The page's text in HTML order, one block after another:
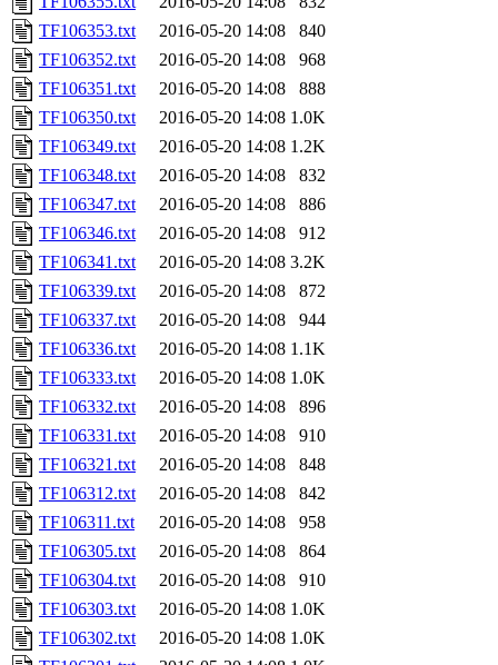
TF106353.txt
2016-05-20 14:08
840
TF106352.txt
2016-05-20 14:08
968
TF106351.txt
2016-05-20 14:08
888
TF106350.txt
2016-05-20 14:08 1.0K
TF106349.txt
2016-05-20 14:08 1.2K
TF106348.txt
2016-05-20 14:08
832
TF106347.txt
2016-05-20 14:08
886
TF106346.txt
2016-05-20 14:08
912
TF106341.txt
2016-05-20 14:08 3.2K
TF106339.txt
2016-05-20 14:08
872
TF106337.txt
2016-05-20 14:08
944
TF106336.txt
2016-05-20 14:08 1.1K
TF106333.txt
2016-05-20 14:08 1.0K
TF106332.txt
2016-05-20 14:08
896
TF106331.txt
2016-05-20 14:08
910
TF106321.txt
2016-05-20 14:08
848
TF106312.txt
2016-05-20 14:08
842
TF106311.txt
2016-05-20 14:08
958
TF106305.txt
2016-05-20 14:08
864
TF106304.txt
2016-05-20 14:08
910
TF106303.txt
2016-05-20 14:08 1.0K
TF106302.txt
2016-05-20 14:08 1.0K